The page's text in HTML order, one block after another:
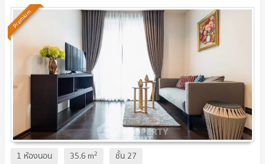
Premium
1 ห้องนอน 35.6m2 ชั้น 27